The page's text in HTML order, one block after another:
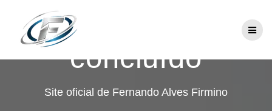
Mais um curso
concluído
Site oficial de Fernando Alves Firmino